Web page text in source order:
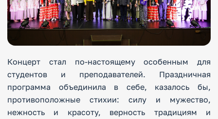
Концерт стал по-настоящему особенным для
студентов и преподавателей. Праздничная
программа объединила в себе, казалось бы,
противоположные стихии: силу и мужество,
нежность и красоту, верность традициям и